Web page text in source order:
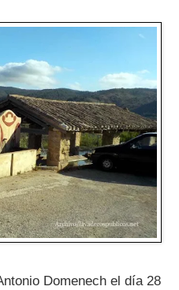
Domenech el día 28